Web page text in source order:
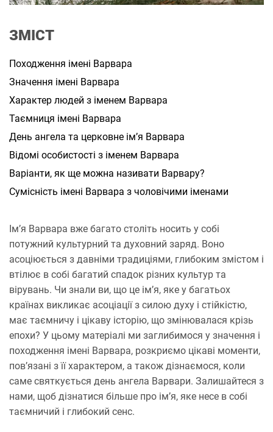
а
ЗМІСТ
Походження імені Варвара
Значення імені Варвара
Характер людей з іменем Варвара
Таємниця імені Варвара
День ангела та церковне ім’я Варвара
Відомі особистості з іменем Варвара
Варіанти, як ще можна називати Варвару?
Сумісність імені Варвара з чоловічими іменами
Ім’я Варвара вже багато століть носить у собі
потужний культурний та духовний заряд. Воно
асоціюється з давніми традиціями, глибоким змістом і
втілює в собі багатий спадок різних культур та
вірувань. Чи знали ви, що це ім’я, яке у багатьох
країнах викликає асоціації з силою духу і стійкістю,
має таємничу і цікаву історію, що змінювалася крізь
епохи? У цьому матеріалі ми заглибимося у значення і
походження імені Варвара, розкриємо цікаві моменти,
пов’язані з її характером, а також дізнаємося, коли
саме святкується день ангела Варвари. Залишайтеся з
нами, щоб дізнатися більше про ім’я, яке несе в собі
таємничий і глибокий сенс.